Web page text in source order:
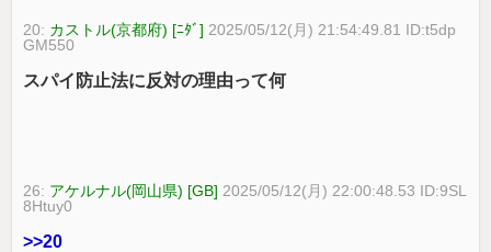
20: カストル(京都府) [ﾆﾀﾞ] 2025/05/12(月) 21:54:49.81 ID:t5dp
GM550
スパイ防止法に反対の理由って何
26: アケルナル(岡山県) [GB] 2025/05/12(月) 22:00:48.53 ID:9SL
8Htuy0
>>20